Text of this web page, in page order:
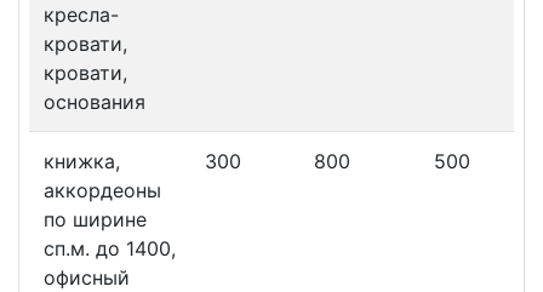
кресла-
кровати,
кровати,
основания
книжка,
аккордеоны
по ширине
сп.м. до 1400,
офисный
300 800 500